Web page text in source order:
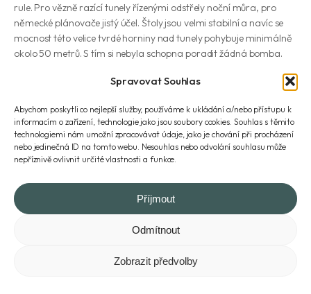
Spravovat Souhlas
Abychom poskytli co nejlepší služby, používáme k ukládání a/nebo přístupu k
informacím o zařízení, technologie jako jsou soubory cookies. Souhlas s těmito
technologiemi nám umožní zpracovávat údaje, jako je chování při procházení
nebo jedinečná ID na tomto webu. Nesouhlas nebo odvolání souhlasu může
nepříznivě ovlivnit určité vlastnosti a funkce.
Příjmout
Odmítnout
Zobrazit předvolby
rule. Pro vězně razící tunely řízenými odstřely noční můra, pro
německé plánovače jistý účel. Štoly jsou velmi stabilní a navíc se
mocnost této velice tvrdé horniny nad tunely pohybuje minimálně
okolo 50 metrů. S tím si nebyla schopna poradit žádná bomba.
komplex bychom tak mohli přirovnat k tabulce čokolády. Celkem
metrů od vchodu dvě strážnice, celkem je jich tedy osm. Vstupy do
štol č. 1 a 2 jsou zavalené, což způsobuje, že část podzemí je díky
tomu zatopena. Na konci štoly č. 1 se nachází nedokončená hala s
délkou 50 metrů a výškou 10 metrů, na jejímž jednom konci bylo